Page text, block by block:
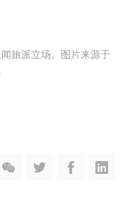
旅派立场。图片来源于